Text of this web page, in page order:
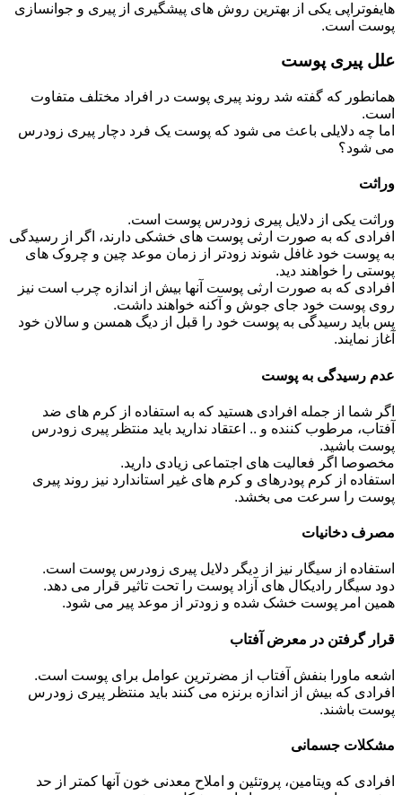
هایفوتراپی یکی از بهترین روش های پیشگیری از پیری و جوانسازی
پوست است.
علل پیری پوست
همانطور که گفته شد روند پیری پوست در افراد مختلف متفاوت
است.
اما چه دلایلی باعث می شود که پوست یک فرد دچار پیری زودرس
می شود؟
وراثت
وراثت یکی از دلایل پیری زودرس پوست است.
افرادی که به صورت ارثی پوست های خشکی دارند، اگر از رسیدگی
به پوست خود غافل شوند زودتر از زمان موعد چین و چروک های
پوستی را خواهند دید.
افرادی که به صورت ارثی پوست آنها بیش از اندازه چرب است نیز
روی پوست خود جای جوش و آکنه خواهند داشت.
پس باید رسیدگی به پوست خود را قبل از دیگ همسن و سالان خود
آغاز نمایند.
عدم رسیدگی به پوست
اگر شما از جمله افرادی هستید که به استفاده از کرم های ضد
آفتاب، مرطوب کننده و .. اعتقاد ندارید باید منتظر پیری زودرس
پوست باشید.
مخصوصا اگر فعالیت های اجتماعی زیادی دارید.
استفاده از کرم پودرهای و کرم های غیر استاندارد نیز روند پیری
پوست را سرعت می بخشد.
مصرف دخانیات
استفاده از سیگار نیز از دیگر دلایل پیری زودرس پوست است.
دود سیگار رادیکال های آزاد پوست را تحت تاثیر قرار می دهد.
همین امر پوست خشک شده و زودتر از موعد پیر می شود.
قرار گرفتن در معرض آفتاب
اشعه ماورا بنفش آفتاب از مضرترین عوامل برای پوست است.
افرادی که بیش از اندازه برنزه می کنند باید منتظر پیری زودرس
پوست باشند.
مشکلات جسمانی
افرادی که ویتامین، پروتئین و املاح معدنی خون آنها کمتر از حد